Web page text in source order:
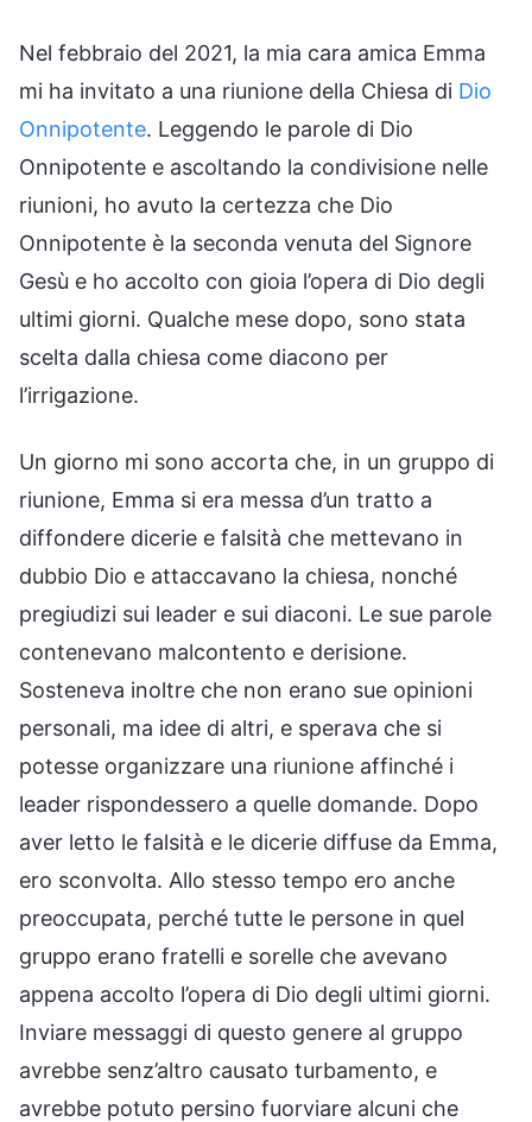
Nel febbraio del 2021, la mia cara amica Emma
mi ha invitato a una riunione della Chiesa di Dio
Onnipotente. Leggendo le parole di Dio
Onnipotente e ascoltando la condivisione nelle
riunioni, ho avuto la certezza che Dio
Onnipotente è la seconda venuta del Signore
Gesù e ho accolto con gioia l’opera di Dio degli
ultimi giorni. Qualche mese dopo, sono stata
scelta dalla chiesa come diacono per
l’irrigazione.
Un giorno mi sono accorta che, in un gruppo di
riunione, Emma si era messa d’un tratto a
diffondere dicerie e falsità che mettevano in
dubbio Dio e attaccavano la chiesa, nonché
pregiudizi sui leader e sui diaconi. Le sue parole
contenevano malcontento e derisione.
Sosteneva inoltre che non erano sue opinioni
personali, ma idee di altri, e sperava che si
potesse organizzare una riunione affinché i
leader rispondessero a quelle domande. Dopo
aver letto le falsità e le dicerie diffuse da Emma,
ero sconvolta. Allo stesso tempo ero anche
preoccupata, perché tutte le persone in quel
gruppo erano fratelli e sorelle che avevano
appena accolto l’opera di Dio degli ultimi giorni.
Inviare messaggi di questo genere al gruppo
avrebbe senz’altro causato turbamento, e
avrebbe potuto persino fuorviare alcuni che